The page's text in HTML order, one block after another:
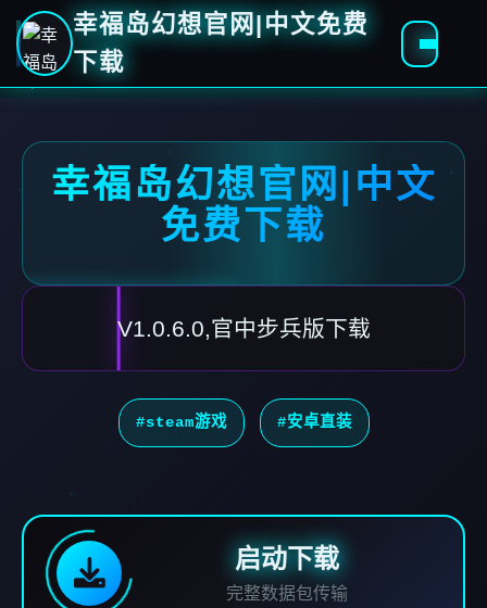
幸福岛幻想官网|中文免费
下载
幸福岛幻想官网|中文
免费下载
V1.0.6.0,官中步兵版下载
#steam游戏 #安卓直装
启动下载
完整数据包传输